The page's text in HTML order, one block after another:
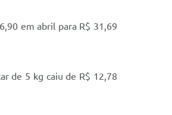
em abril para R$ 31,69
de 5 kg caiu de R$ 12,78